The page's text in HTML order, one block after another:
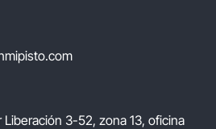
Liberación 3-52, zona 13, oficina